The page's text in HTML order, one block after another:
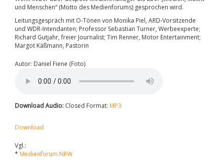
und Menschen“ (Motto des Medienforums) gesprochen wird.
Leitungsgespräch mit O-Tönen von Monika Piel, ARD-Vorsitzende
und WDR-Intendanten; Professor Sebastian Turner, Werbeexperte;
Richard Gutjahr, freier Journalist; Tim Renner, Motor Entertainment;
Margot Käßmann, Pastorin
Autor: Daniel Fiene (Foto)
Download Audio: Closed Format: MP3
Download
Vgl.:
* Medienforum.NRW